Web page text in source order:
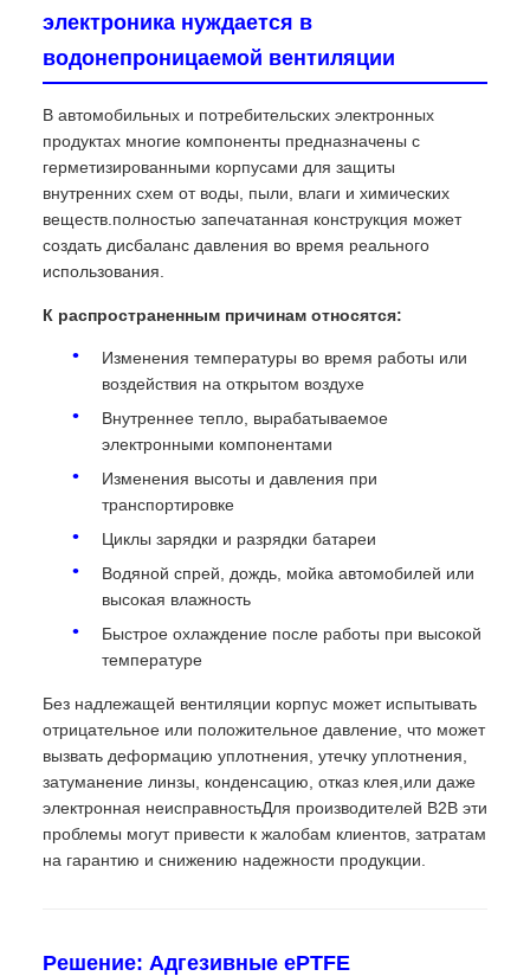
электроника нуждается в
водонепроницаемой вентиляции
В автомобильных и потребительских электронных
продуктах многие компоненты предназначены с
герметизированными корпусами для защиты
внутренних схем от воды, пыли, влаги и химических
веществ.полностью запечатанная конструкция может
создать дисбаланс давления во время реального
использования.
К распространенным причинам относятся:
Изменения температуры во время работы или
воздействия на открытом воздухе
Внутреннее тепло, вырабатываемое
электронными компонентами
Изменения высоты и давления при
транспортировке
Циклы зарядки и разрядки батареи
Водяной спрей, дождь, мойка автомобилей или
высокая влажность
Быстрое охлаждение после работы при высокой
температуре
Без надлежащей вентиляции корпус может испытывать
отрицательное или положительное давление, что может
вызвать деформацию уплотнения, утечку уплотнения,
затуманение линзы, конденсацию, отказ клея,или даже
электронная неисправностьДля производителей B2B эти
проблемы могут привести к жалобам клиентов, затратам
на гарантию и снижению надежности продукции.
Решение: Адгезивные ePTFE